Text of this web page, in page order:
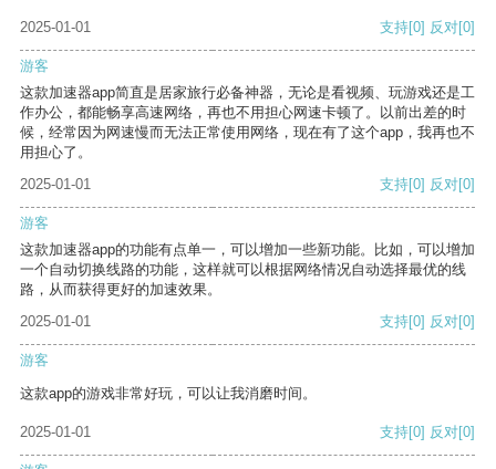
2025-01-01 支持[0] 反对[0]
游客
这款加速器app简直是居家旅行必备神器，无论是看视频、玩游戏还是工
作办公，都能畅享高速网络，再也不用担心网速卡顿了。以前出差的时
候，经常因为网速慢而无法正常使用网络，现在有了这个app，我再也不
用担心了。
2025-01-01
支持[0] 反对[0]
游客
这款加速器app的功能有点单一，可以增加一些新功能。比如，可以增加
一个自动切换线路的功能，这样就可以根据网络情况自动选择最优的线
路，从而获得更好的加速效果。
2025-01-01
支持[0] 反对[0]
游客
这款app的游戏非常好玩，可以让我消磨时间。
2025-01-01 支持[0] 反对[0]